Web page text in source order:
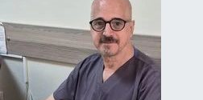
SPOR
TEKNOLOJİ